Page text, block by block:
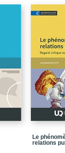
Le
relations